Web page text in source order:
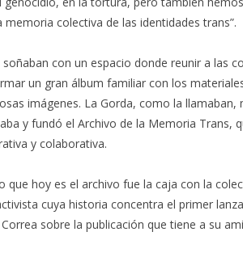
colectiva de las identidades trans”.
con un espacio donde reunir a las
un gran álbum familiar con los
imágenes. La Gorda, como la llamaban,
y fundó el Archivo de la Memoria Trans,
y colaborativa.
que hoy es el archivo fue la caja con la
cuya historia concentra el primer
sobre la publicación que tiene a su